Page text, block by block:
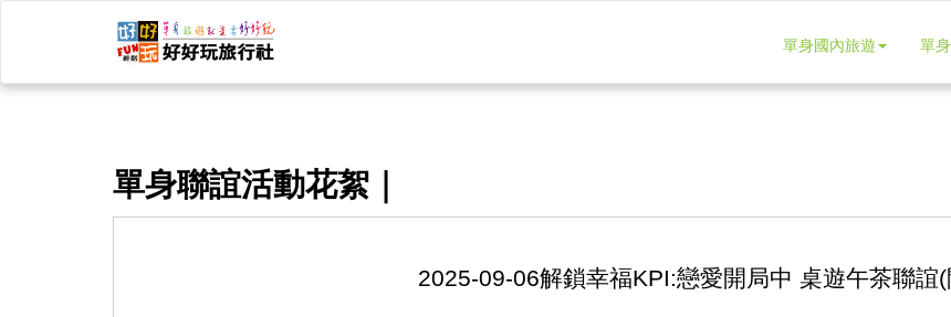
單身國內旅遊 單
單身聯誼活動花絮｜
2025-09-06解鎖幸福KPI:戀愛開局中 桌遊午茶聯誼​